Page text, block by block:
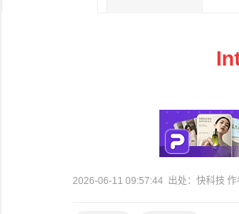
2026-06-11 09:57:44 出处：快科技 作